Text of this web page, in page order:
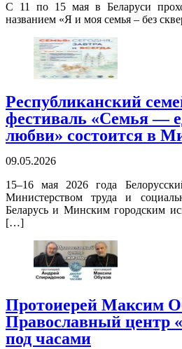
С 11 по 15 мая в Беларуси
названием «Я и моя семья – без
Республиканский
фестиваль «Семья —
любви» состоится в
09.05.2026
15–16 мая 2026 года
Министерством труда и
Беларусь и Минским городским
[…]
Протоиерей Максим
Православный центр
под часами